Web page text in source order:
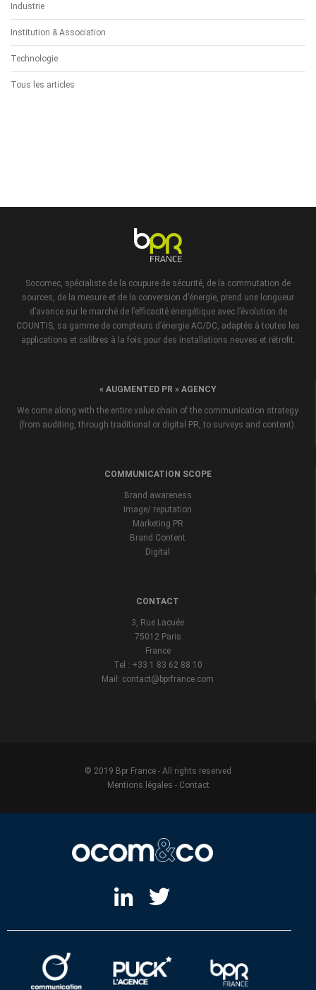
Industrie
Institution & Association
Technologie
Tous les articles
Socomec, spécialiste de la coupure de sécurité, de la commutation de
sources, de la mesure et de la conversion d’énergie, prend une longueur
d’avance sur le marché de l’efficacité énergétique avec l’évolution de
COUNTIS, sa gamme de compteurs d’énergie AC/DC, adaptés à toutes les
applications et calibres à la fois pour des installations neuves et rétrofit.
« AUGMENTED PR » AGENCY
We come along with the entire value chain of the communication strategy
(from auditing, through traditional or digital PR, to surveys and content).
COMMUNICATION SCOPE
Brand awareness
Image/ reputation
Marketing PR
Brand Content
Digital
CONTACT
3, Rue Lacuée
75012 Paris
France
Tel : +33 1 83 62 88 10
Mail: contact@bprfrance.com
© 2019 Bpr France - All rights reserved
Mentions légales - Contact